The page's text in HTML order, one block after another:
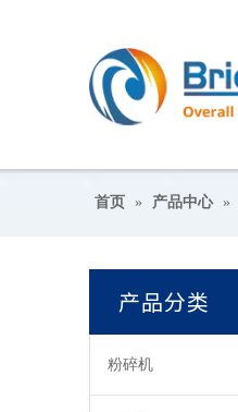
首页 » 产品中心 »
产品分类
粉碎机